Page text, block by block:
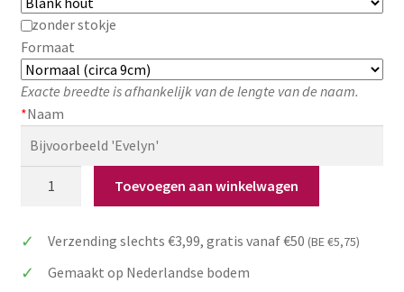
zonder stokje
Formaat
Exacte breedte is afhankelijk van de lengte van de naam.
*Naam
topper
'Ready
Toevoegen aan winkelwagen
Verzending slechts €3,99, gratis vanaf €50 (BE €5,75)
Gemaakt op Nederlandse bodem